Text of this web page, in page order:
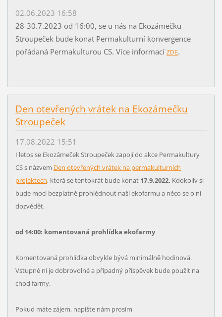
02.06.2023 16:58
28-30.7.2023 od 16:00, se u nás na Ekozámečku
Stroupeček bude konat Permakulturní konvergence
pořádaná Permakulturou CS. Více informací ZDE.
Den otevřených vrátek na Ekozámečku
Stroupeček
17.08.2022 15:51
I letos se Ekozámeček Stroupeček zapojí do akce Permakultury
CS s názvem Den otevřených vrátek na permakulturních
projektech, která se tentokrát bude konat 17.9.2022. Kdokoliv si
bude moci bezplatně prohlédnout naší ekofarmu a něco se o ní
dozvědět.
od 14:00: komentovaná prohlídka ekofarmy
Komentovaná prohlídka obvykle bývá minimálně hodinová.
Vstupné ni je dobrovolné a případný příspěvek bude použit na
chod farmy.
Pokud máte zájem, napište nám prosím